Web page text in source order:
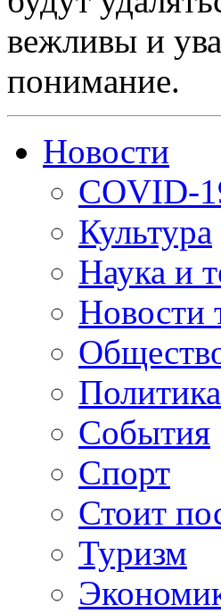
вежливы и
понимание.
Новости
COVID-
Культура
Наука и
Новости
Политика
События
Спорт
Стоит
Туризм